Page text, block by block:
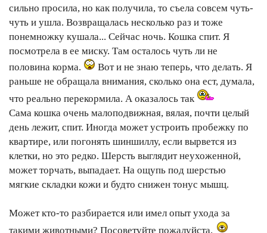
сильно просила, но как получила, то съела совсем чуть-
чуть и ушла. Возвращалась несколько раз и тоже
понемножку кушала... Сейчас ночь. Кошка спит. Я
посмотрела в ее миску. Там осталось чуть ли не
половина корма.
Вот и не знаю теперь, что делать. Я
раньше не обращала внимания, сколько она ест, думала,
что реально перекормила. А оказалось так
Сама кошка очень малоподвижная, вялая, почти целый
день лежит, спит. Иногда может устроить пробежку по
квартире, или погонять шиншиллу, если вырвется из
клетки, но это редко. Шерсть выглядит неухоженной,
может торчать, выпадает. На ощупь под шерстью
мягкие складки кожи и будто снижен тонус мышц.
Может кто-то разбирается или имел опыт ухода за
такими животными? Посоветуйте пожалуйста.